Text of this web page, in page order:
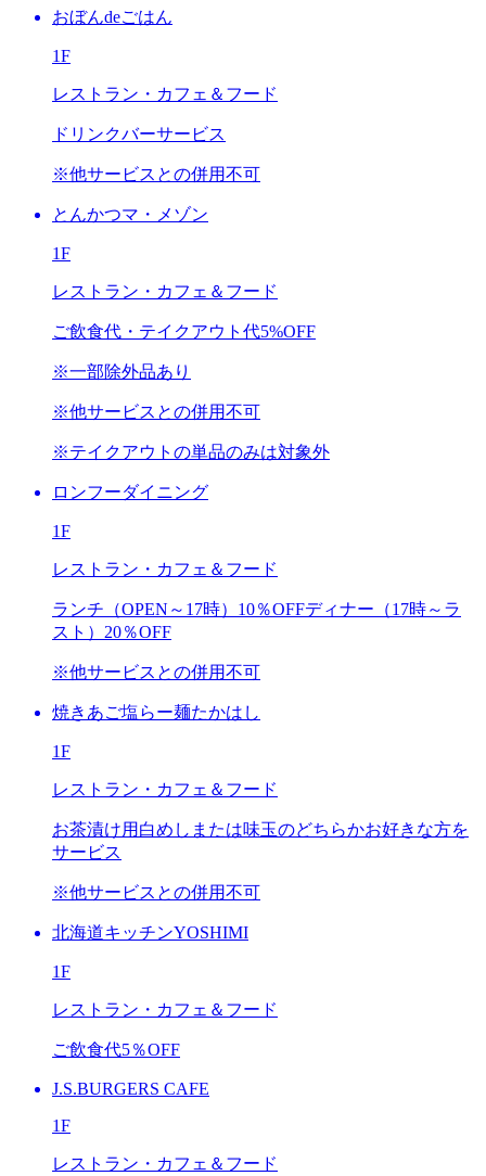
おぼんdeごはん
1F
レストラン・カフェ＆フード
ドリンクバーサービス
※他サービスとの併用不可
とんかつマ・メゾン
1F
レストラン・カフェ＆フード
ご飲食代・テイクアウト代5%OFF
※一部除外品あり
※他サービスとの併用不可
※テイクアウトの単品のみは対象外
ロンフーダイニング
1F
レストラン・カフェ＆フード
ランチ（OPEN～17時） 10％OFFディナー（17時～ラ
スト） 20％OFF
※他サービスとの併用不可
焼きあご塩らー麺たかはし
1F
レストラン・カフェ＆フード
お茶漬け用白めしまたは味玉のどちらかお好きな方を
サービス
※他サービスとの併用不可
北海道キッチンYOSHIMI
1F
レストラン・カフェ＆フード
ご飲食代5％OFF
J.S.BURGERS CAFE
1F
レストラン・カフェ＆フード